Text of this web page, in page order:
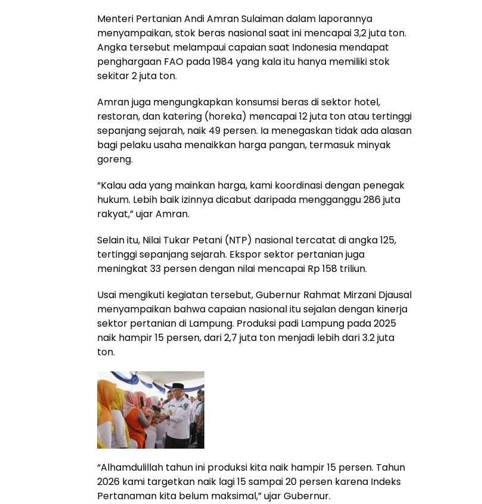
Menteri Pertanian Andi Amran Sulaiman dalam laporannya
menyampaikan, stok beras nasional saat ini mencapai 3,2 juta ton.
Angka tersebut melampaui capaian saat Indonesia mendapat
penghargaan FAO pada 1984 yang kala itu hanya memiliki stok
sekitar 2 juta ton.
Amran juga mengungkapkan konsumsi beras di sektor hotel,
restoran, dan katering (horeka) mencapai 12 juta ton atau tertinggi
sepanjang sejarah, naik 49 persen. Ia menegaskan tidak ada alasan
bagi pelaku usaha menaikkan harga pangan, termasuk minyak
goreng.
“Kalau ada yang mainkan harga, kami koordinasi dengan penegak
hukum. Lebih baik izinnya dicabut daripada mengganggu 286 juta
rakyat,” ujar Amran.
Selain itu, Nilai Tukar Petani (NTP) nasional tercatat di angka 125,
tertinggi sepanjang sejarah. Ekspor sektor pertanian juga
meningkat 33 persen dengan nilai mencapai Rp 158 triliun.
Usai mengikuti kegiatan tersebut, Gubernur Rahmat Mirzani Djausal
menyampaikan bahwa capaian nasional itu sejalan dengan kinerja
sektor pertanian di Lampung. Produksi padi Lampung pada 2025
naik hampir 15 persen, dari 2,7 juta ton menjadi lebih dari 3.2 juta
ton.
“Alhamdulillah tahun ini produksi kita naik hampir 15 persen. Tahun
2026 kami targetkan naik lagi 15 sampai 20 persen karena Indeks
Pertanaman kita belum maksimal,” ujar Gubernur.